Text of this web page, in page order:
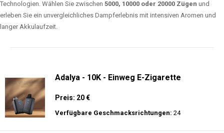
Technologien. Wählen Sie zwischen 5000, 10000 oder 20000 Zügen und
erleben Sie ein unvergleichliches Dampferlebnis mit intensiven Aromen und
langer Akkulaufzeit.
Adalya - 10K - Einweg E-Zigarette
Preis: 20 €
Verfügbare Geschmacksrichtungen: 24